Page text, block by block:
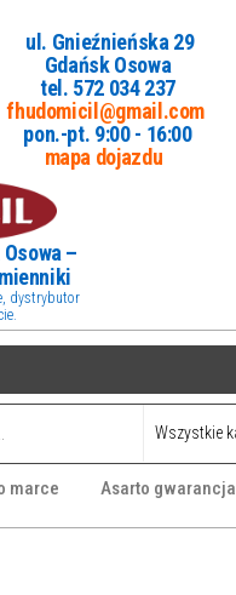
ul. Gnieźnieńska 29
Gdańsk Osowa
tel. 572 034 237
fhudomicil@gmail.com
pon.-pt. 9:00 - 16:00
mapa dojazdu
–
dystrybutor
marce Asarto gwarancja